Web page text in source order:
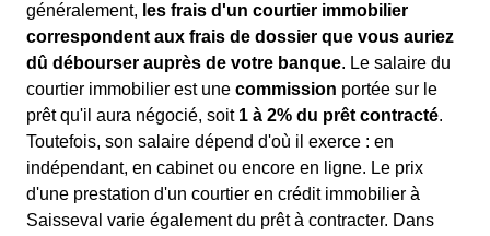
généralement, les frais d'un courtier immobilier
correspondent aux frais de dossier que vous auriez
dû débourser auprès de votre banque. Le salaire du
courtier immobilier est une commission portée sur le
prêt qu'il aura négocié, soit 1 à 2% du prêt contracté.
Toutefois, son salaire dépend d'où il exerce : en
indépendant, en cabinet ou encore en ligne. Le prix
d'une prestation d'un courtier en crédit immobilier à
Saisseval varie également du prêt à contracter. Dans